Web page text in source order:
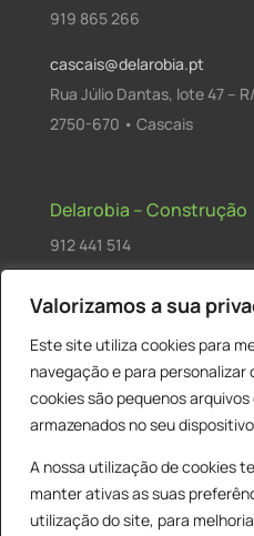
Valorizamos a sua
Este site utiliza cookies para
navegação e para personalizar
cookies são pequenos
armazenados no seu
A nossa utilização de cookies
manter ativas as suas
utilização do site, para
919 865 266
cascais@delarobia.pt
Rua Júlio Dantas, lote 47 –
2750-670 • Cascais
Delarobia – Construção
912 441 514
R. António Andrade, 1171
2820-287 • Charneca de
Products
search